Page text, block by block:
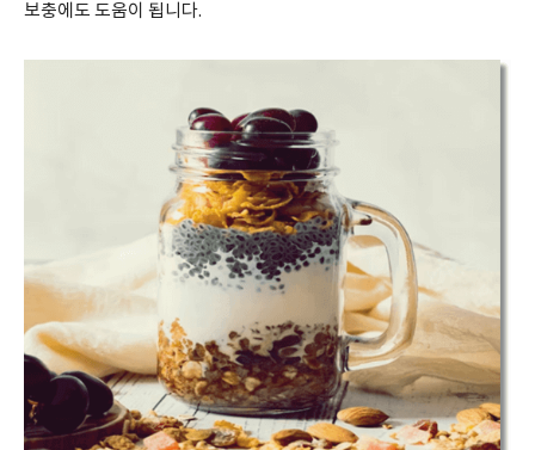
보충에도 도움이 됩니다.